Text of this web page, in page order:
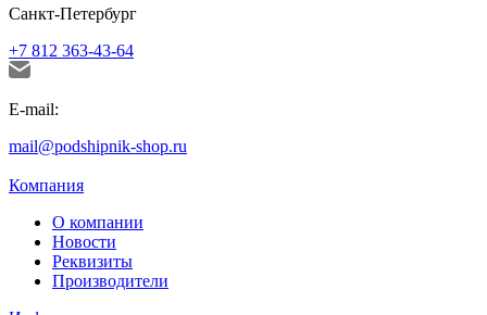
Санкт-Петербург
+7 812 363-43-64
E-mail:
mail@podshipnik-shop.ru
Компания
О компании
Новости
Реквизиты
Производители